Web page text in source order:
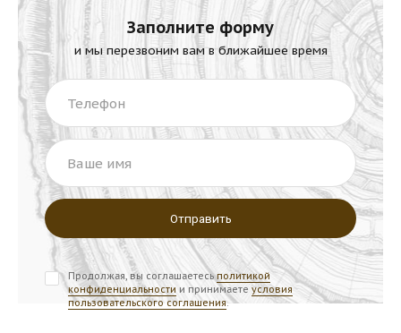
Заполните форму
и мы перезвоним вам в ближайшее время
Телефон
Ваше имя
Продолжая, вы соглашаетесьполитикой
конфиденциальности и принимаете условия
пользовательского соглашения.